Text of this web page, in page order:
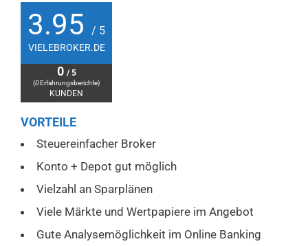
3.95 / 5
VIELEBROKER.DE
0 / 5
(0Erfahrungsberichte)
KUNDEN
VORTEILE
Steuereinfacher Broker
Konto + Depot gut möglich
Vielzahl an Sparplänen
Viele Märkte und Wertpapiere im Angebot
Gute Analysemöglichkeit im Online Banking